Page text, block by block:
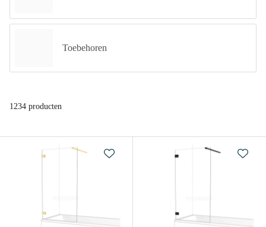
Toebehoren
1234 producten